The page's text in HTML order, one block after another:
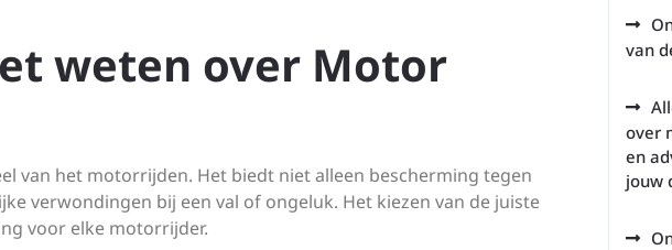
weten over Motor
van het motorrijden. Het biedt niet alleen bescherming tegen
verwondingen bij een val of ongeluk. Het kiezen van de juiste
voor elke motorrijder.
van
over
en
jouw